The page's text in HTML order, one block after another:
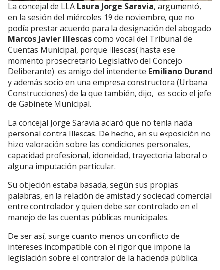
La concejal de LLA Laura Jorge Saravia, argumentó,
en la sesión del miércoles 19 de noviembre, que no
podía prestar acuerdo para la designación del abogado
Marcos Javier Illescascomo vocal del Tribunal de
Cuentas Municipal, porque Illescas( hasta ese
momento prosecretario Legislativo del Concejo
Deliberante) es amigo del intendente Emiliano Durand
y además socio en una empresa constructora (Urbana
Construcciones) de la que también, dijo, es socio el jefe
de Gabinete Municipal.
La concejal Jorge Saravia aclaró que no tenía nada
personal contra Illescas. De hecho, en su exposición no
hizo valoración sobre las condiciones personales,
capacidad profesional, idoneidad, trayectoria laboral o
alguna imputación particular.
Su objeción estaba basada, según sus propias
palabras, en la relación de amistad y sociedad comercial
entre controlador y quien debe ser controlado en el
manejo de las cuentas públicas municipales.
De ser así, surge cuanto menos un conflicto de
intereses incompatible con el rigor que impone la
legislación sobre el contralor de la hacienda pública.